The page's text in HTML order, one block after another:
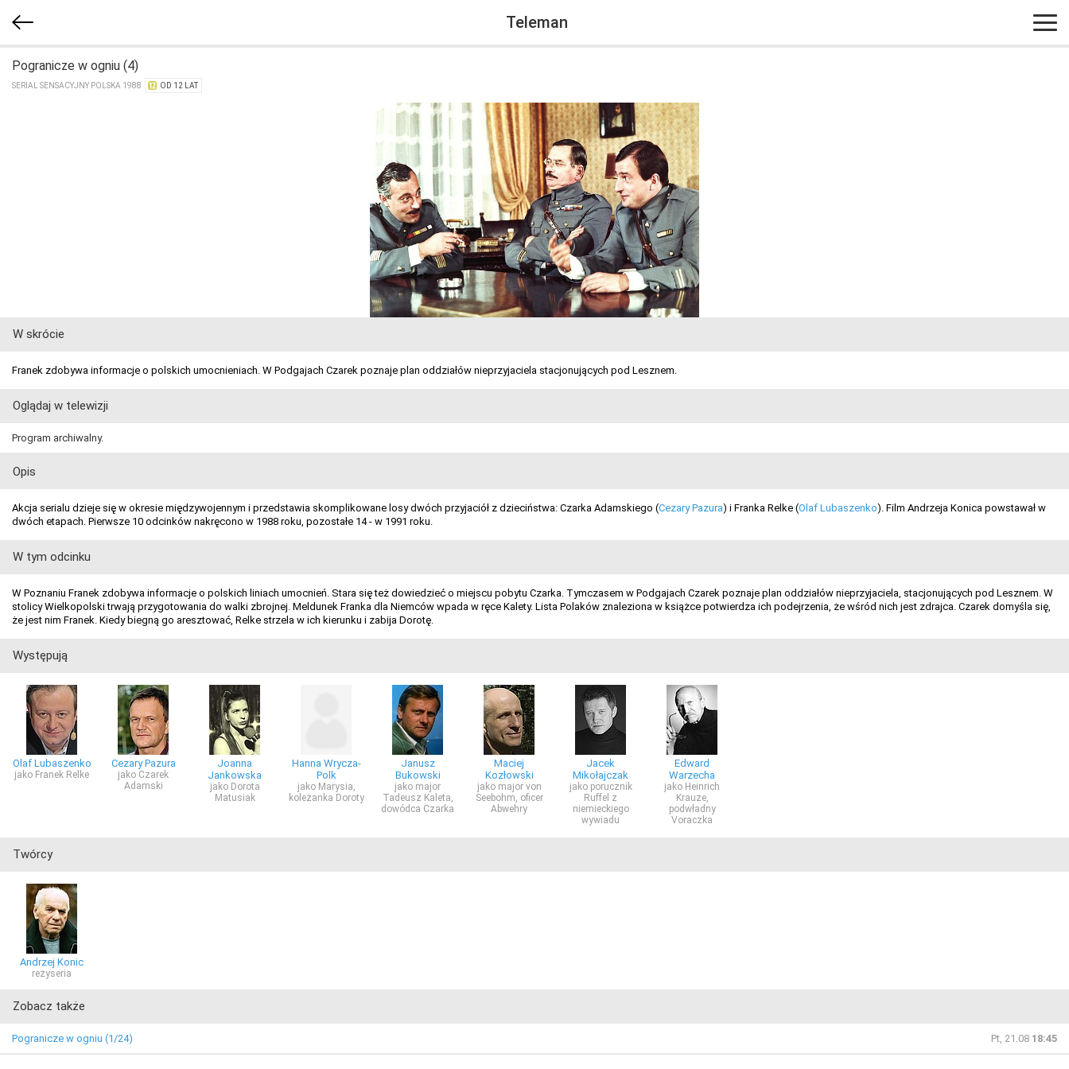
Teleman
Pogranicze w ogniu (4)
SERIAL SENSACYJNY POLSKA 1988 OD 12 LAT
W skrócie
Franek zdobywa informacje o polskich umocnieniach. W Podgajach Czarek poznaje plan oddziałów nieprzyjaciela stacjonujących pod Lesznem.
Oglądaj w telewizji
Program archiwalny.
Opis
Akcja serialu dzieje się w okresie międzywojennym i przedstawia skomplikowane losy dwóch przyjaciół z dzieciństwa: Czarka Adamskiego (Cezary Pazura) i Franka Relke (Olaf Lubaszenko). Film Andrzeja Konica powstawał w
dwóch etapach. Pierwsze 10 odcinków nakręcono w 1988 roku, pozostałe 14 - w 1991 roku.
W tym odcinku
W Poznaniu Franek zdobywa informacje o polskich liniach umocnień. Stara się też dowiedzieć o miejscu pobytu Czarka. Tymczasem w Podgajach Czarek poznaje plan oddziałów nieprzyjaciela, stacjonujących pod Lesznem. W
stolicy Wielkopolski trwają przygotowania do walki zbrojnej. Meldunek Franka dla Niemców wpada w ręce Kalety. Lista Polaków znaleziona w książce potwierdza ich podejrzenia, że wśród nich jest zdrajca. Czarek domyśla się,
że jest nim Franek. Kiedy biegną go aresztować, Relke strzela w ich kierunku i zabija Dorotę.
Występują
Olaf Lubaszenko
jako Franek Relke
Cezary Pazura
jako Czarek
Adamski
Joanna
Jankowska
jako Dorota
Matusiak
Hanna Wrycza-
Polk
jako Marysia,
koleżanka Doroty
Janusz
Bukowski
jako major
Tadeusz Kaleta,
dowódca Czarka
Maciej
Kozłowski
jako major von
Seebohm, oficer
Abwehry
Jacek
Mikołajczak
jako porucznik
Ruffel z
niemieckiego
wywiadu
Edward
Warzecha
jako Heinrich
Krauze,
podwładny
Voraczka
Twórcy
Andrzej Konic
reżyseria
Zobacz także
Pogranicze w ogniu (1/24) Pt, 21.08 18:45